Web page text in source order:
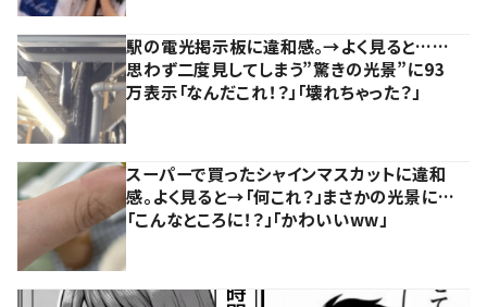
駅の電光掲示板に違和感。→よく見ると……
思わず二度見してしまう”驚きの光景”に93
万表示「なんだこれ！？」「壊れちゃった？」
スーパーで買ったシャインマスカットに違和
感。よく見ると→「何これ？」まさかの光景に…
「こんなところに！？」「かわいいww」